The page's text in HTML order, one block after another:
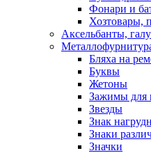
Фонари и
Хозтовары,
Аксельбанты,
Бляха на
Буквы
Жетоны
Зажимы для
Звезды
Знак
Знаки
Значки